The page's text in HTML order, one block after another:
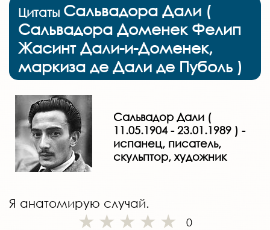
Цитаты Сальвадора Дали (
Сальвадора Доменек Фелип
Жасинт Дали-и-Доменек,
маркиза де Дали де Пуболь )
Сальвадор Дали (
11.05.1904 - 23.01.1989 ) -
испанец, писатель,
скульптор, художник
Я анатомирую случай.
0